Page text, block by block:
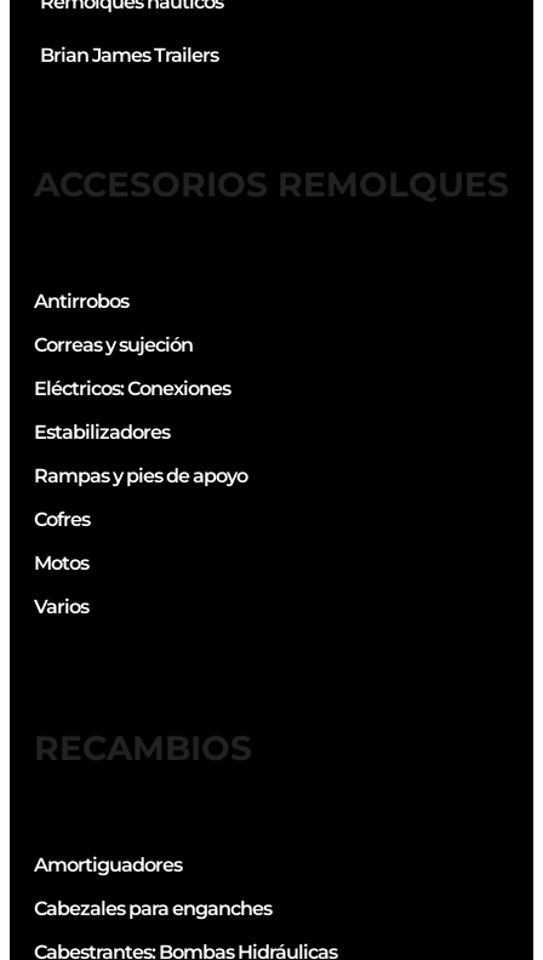
Brian James Trailers
ACCESORIOS REMOLQUES
Antirrobos
Correas y sujeción
Eléctricos: Conexiones
Estabilizadores
Rampas y pies de apoyo
Cofres
Motos
Varios
RECAMBIOS
Amortiguadores
Cabezales para enganches
Cabestrantes: Bombas Hidráulicas